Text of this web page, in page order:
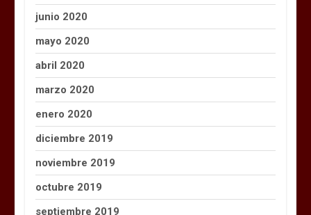
junio 2020
mayo 2020
abril 2020
marzo 2020
enero 2020
diciembre 2019
noviembre 2019
octubre 2019
septiembre 2019